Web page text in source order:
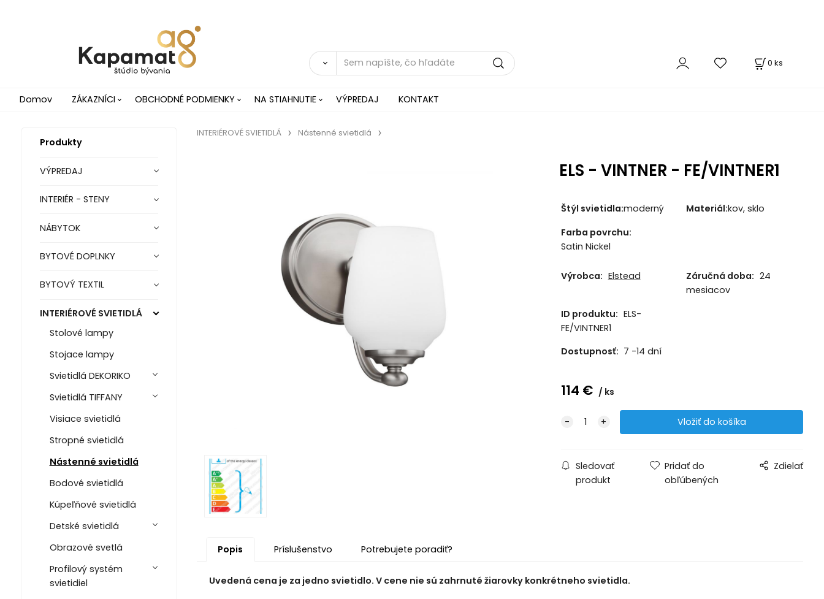
0 ks
Domov ZÁKAZNÍCI OBCHODNÉ PODMIENKY NA STIAHNUTIE VÝPREDAJ KONTAKT
Produkty
VÝPREDAJ
INTERIÉR - STENY
NÁBYTOK
BYTOVÉ DOPLNKY
BYTOVÝ TEXTIL
INTERIÉROVÉ SVIETIDLÁ
Stolové lampy
Stojace lampy
Svietidlá DEKORIKO
Svietidlá TIFFANY
Visiace svietidlá
Stropné svietidlá
Nástenné svietidlá
Bodové svietidlá
Kúpeľňové svietidlá
Detské svietidlá
Obrazové svetlá
Profilový systém
svietidiel
INTERIÉROVÉ SVIETIDLÁ Nástenné svietidlá
ELS - VINTNER - FE/VINTNER1
Štýl svietidla:moderný Materiál:kov, sklo
Farba povrchu:
Satin Nickel
Výrobca: Elstead Záručná doba: 24
mesiacov
ID produktu: ELS-
FE/VINTNER1
Dostupnosť: 7 -14 dní
114 € ks
Sledovať
produkt
Pridať do
obľúbených
Zdielať
Popis Príslušenstvo Potrebujete poradiť?
Uvedená cena je za jedno svietidlo. V cene nie sú zahrnuté žiarovky konkrétneho svietidla.